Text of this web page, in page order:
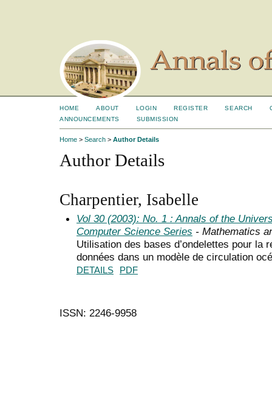
HOME ABOUT LOGIN REGISTER SEARCH
ANNOUNCEMENTS
SUBMISSION
Home > Search > Author Details
Author Details
Charpentier, Isabelle
Vol 30 (2003): No. 1 : Annals of the
Computer Science Series - Mathematics
Utilisation des bases d’ondelettes pour la
données dans un modèle de circulation
DETAILS PDF
ISSN: 2246-9958